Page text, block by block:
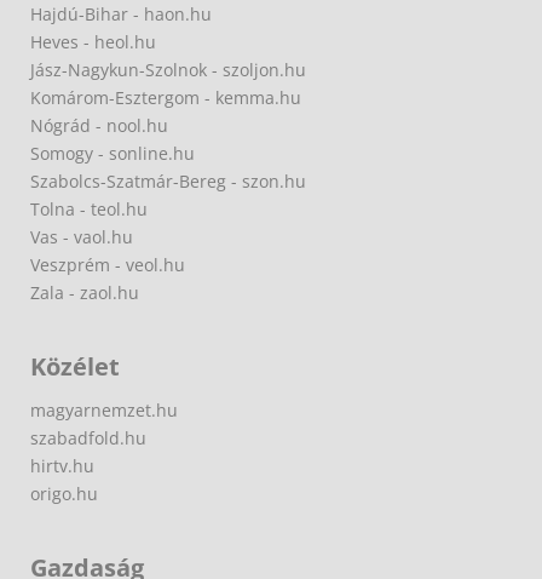
Hajdú-Bihar - haon.hu
Heves - heol.hu
Jász-Nagykun-Szolnok - szoljon.hu
Komárom-Esztergom - kemma.hu
Nógrád - nool.hu
Somogy - sonline.hu
Szabolcs-Szatmár-Bereg - szon.hu
Tolna - teol.hu
Vas - vaol.hu
Veszprém - veol.hu
Zala - zaol.hu
Közélet
magyarnemzet.hu
szabadfold.hu
hirtv.hu
origo.hu
Gazdaság